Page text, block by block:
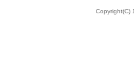
Copyright(C)